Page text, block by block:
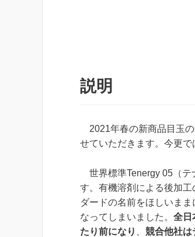
説明
2021年春の新商品目玉
せていただきます。今更で
世界標準Tenergy 05（テ
す。有機溶剤による後加
ダードの名前をほしいまま
なってしまいました。 全日
たり前になり
競合他社は